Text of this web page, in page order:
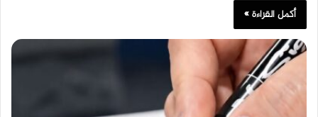
أكمل القراءة »